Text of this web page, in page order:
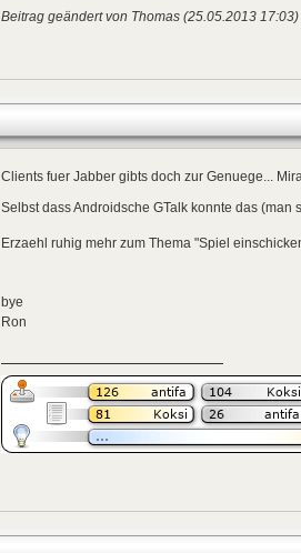
Beitrag geändert von Thomas (25.05.2013 17:03)
Clients fuer Jabber gibts doch zur Genuege...
Selbst dass Androidsche GTalk konnte das
Erzaehl ruhig mehr zum Thema "Spiel
bye
Ron